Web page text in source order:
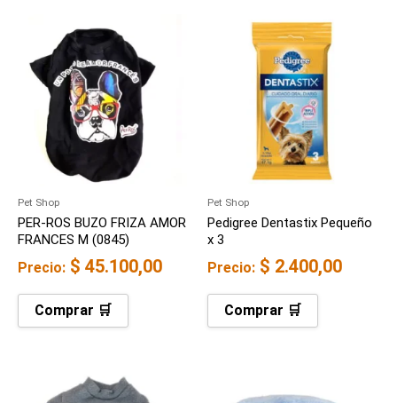
Pet Shop
PER-ROS BUZO FRIZA AMOR
FRANCES M (0845)
Precio: $ 45.100,00
Comprar 🛒
Pet Shop
Pedigree Dentastix Pequeño
x 3
Precio: $ 2.400,00
Comprar 🛒